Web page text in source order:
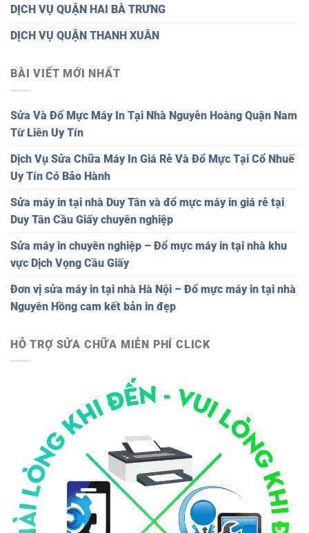
DỊCH VỤ QUẬN HAI BÀ TRƯNG
DỊCH VỤ QUẬN THANH XUÂN
BÀI VIẾT MỚI NHẤT
Sửa Và Đổ Mực Máy In Tại Nhà Nguyễn Hoàng Quận Nam
Từ Liên Uy Tín
Dịch Vụ Sửa Chữa Máy In Giá Rẻ Và Đổ Mực Tại Cổ Nhuế
Uy Tín Có Bảo Hành
Sửa máy in tại nhà Duy Tân và đổ mực máy in giá rẻ tại
Duy Tân Cầu Giấy chuyên nghiệp
Sửa máy in chuyên nghiệp – Đổ mực máy in tại nhà khu
vực Dịch Vọng Cầu Giấy
Đơn vị sửa máy in tại nhà Hà Nội – Đổ mực máy in tại nhà
Nguyên Hồng cam kết bản in đẹp
HỖ TRỢ SỬA CHỮA MIỄN PHÍ CLICK